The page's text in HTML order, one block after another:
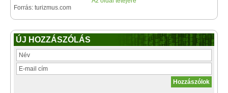
Forrás: turizmus.com
ÚJ HOZZÁSZÓLÁS